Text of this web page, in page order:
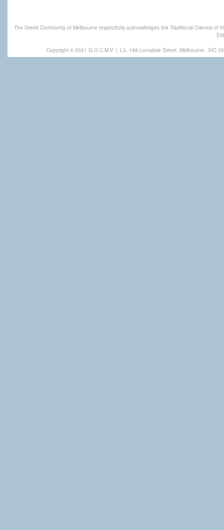
The Greek Community of Melbourne respectfully acknowledges the Traditional Owners
Copyright © 2021 G.O.C.M.V | L3, 168 Lonsdale Street, Melbourne, VIC